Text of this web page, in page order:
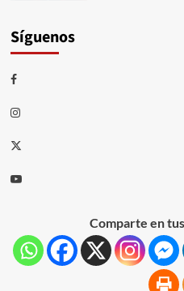
Síguenos
Comparte en